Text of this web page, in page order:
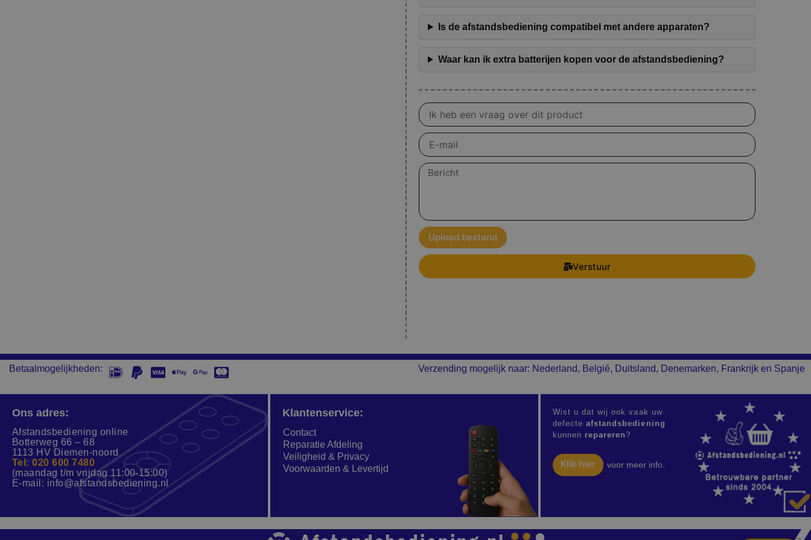
Is de afstandsbediening compatibel met andere apparaten?
Waar kan ik extra batterijen kopen voor de afstandsbediening?
Vraag
over
product
E-
mail
Bericht
Upload bestand
Verstuur
Betaalmogelijkheden: Verzending mogelijk naar: Nederland, Belgié, Duitsland, Denemarken, Frankrijk en Spanje
Ons adres:
Afstandsbediening online
Botterweg 66 – 68
1113 HV Diemen-noord
Tel: 020 600 7480
(maandag t/m vrijdag 11:00-15:00)
E-mail: info@afstandsbediening.nl
Klantenservice:
Contact
Reparatie Afdeling
Veiligheid & Privacy
Voorwaarden & Levertijd
Wist u dat wij ook vaak uw
defecteafstandsbediening
kunnen repareren?
Klik hier voor meer info.